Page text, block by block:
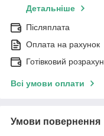
Детальніше
Післяплата
Оплата на рахунок
Готівковий
Всі умови оплати
Умови повернення